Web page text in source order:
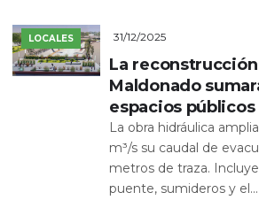
LOCALES 31/12/2025
La reconstrucción
Maldonado
espacios públicos
La obra hidráulica
m³/s su caudal de
metros de traza.
puente, sumideros y el...